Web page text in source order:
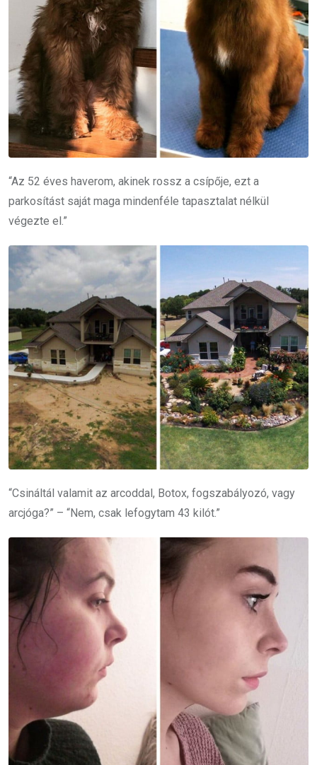
“Az 52 éves haverom, akinek rossz a csípője, ezt a
parkosítást saját maga mindenféle tapasztalat nélkül
végezte el.”
“Csináltál valamit az arcoddal, Botox, fogszabályozó, vagy
arcjóga?” – “Nem, csak lefogytam 43 kilót.”